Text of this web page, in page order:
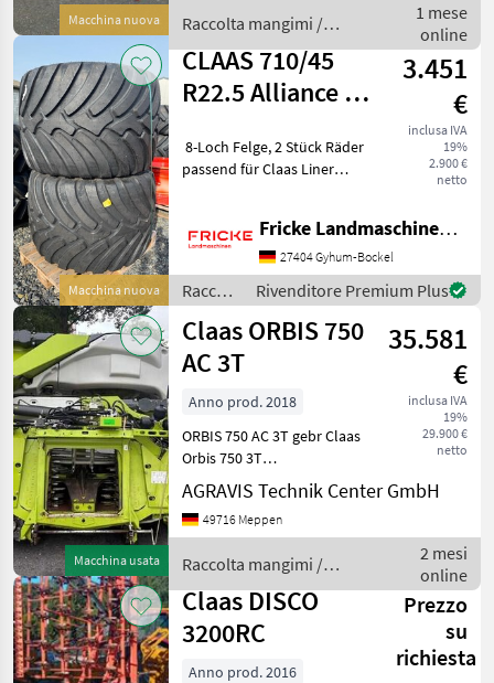
Macchina nuova
Raccolta mangimi /
Claas
1 mese
online
Macchina nuova
CLAAS 710/45
R22.5 Alliance 2
3.451
€
inclusa IVA
19%
2.900 €
netto
8-Loch Felge, 2 Stück Räder
passend für Claas Liner
mangimi
Fricke Landmaschinen GmbH
27404 Gyhum-Bockel
Raccolta
mangimi
/ Claas
Rivenditore Premium Plus
Macchina usata
Claas ORBIS 750
AC 3T
35.581
€
inclusa IVA
19%
29.900 €
netto
Anno prod. 2018
ORBIS 750 AC 3T gebr Claas
Orbis 750 3T
Transportsystem
Kufenverkl. seitl. an kl.
Einzugsgetrieb Kufenverkl.
Gutflusskomponenten
PREM
AGRAVIS Technik Center GmbH
49716 Meppen
Raccolta mangimi /
Claas
2 mesi
online
Claas DISCO
3200RC
Prezzo
su
richiesta
Anno prod. 2016